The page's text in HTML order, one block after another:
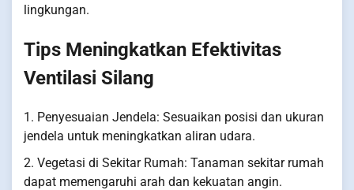
lingkungan.
Tips Meningkatkan Efektivitas
Ventilasi Silang
1. Penyesuaian Jendela: Sesuaikan posisi dan ukuran
jendela untuk meningkatkan aliran udara.
2. Vegetasi di Sekitar Rumah: Tanaman sekitar rumah
dapat memengaruhi arah dan kekuatan angin.